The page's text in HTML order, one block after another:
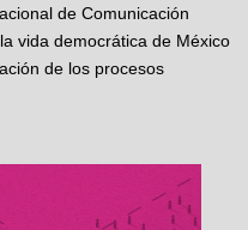
de Comunicación
vida democrática de México
de los procesos